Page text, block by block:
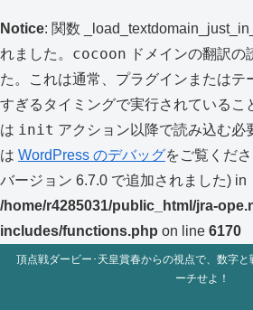
Notice: 関数
れました。 cocoon ドメインの翻訳の
た。これは通常、プラグインまたはテ
すぎるタイミングで実行されているこ
は init アクション以降で読み込む必
は WordPress のデバッグをご覧くだ
バージョン 6.7.0 で追加されました) in
/home/r4285031/public_html/jra-
includes/functions.php on line 6170
頂点戦ダービー･天皇賞春からの視点で、数字
ーチせよ！